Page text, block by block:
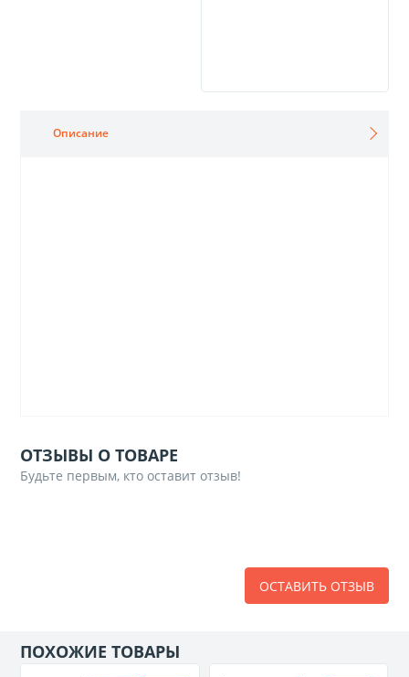
Описание
ОТЗЫВЫ О ТОВАРЕ
Будьте первым, кто оставит отзыв!
ОСТАВИТЬ ОТЗЫВ
ПОХОЖИЕ ТОВАРЫ